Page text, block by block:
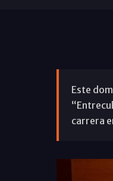
Este
carrera